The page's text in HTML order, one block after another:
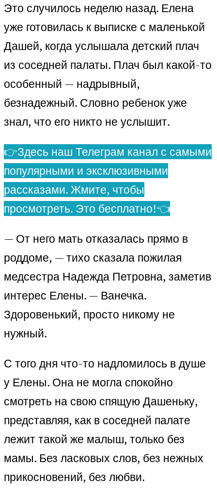
Это случилось неделю назад. Елена
уже готовилась к выписке с маленькой
Дашей, когда услышала детский плач
из соседней палаты. Плач был какой-то
особенный — надрывный,
безнадежный. Словно ребенок уже
знал, что его никто не услышит.
👉Здесь наш Телеграм канал с самыми
популярными и эксклюзивными
рассказами. Жмите, чтобы
просмотреть. Это бесплатно!👈
— От него мать отказалась прямо в
роддоме, — тихо сказала пожилая
медсестра Надежда Петровна, заметив
интерес Елены. — Ванечка.
Здоровенький, просто никому не
нужный.
С того дня что-то надломилось в душе
у Елены. Она не могла спокойно
смотреть на свою спящую Дашеньку,
представляя, как в соседней палате
лежит такой же малыш, только без
мамы. Без ласковых слов, без нежных
прикосновений, без любви.